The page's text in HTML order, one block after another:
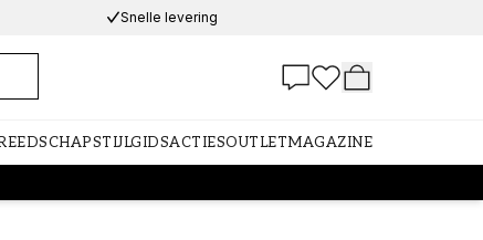
Snelle levering
STIJLGIDSACTIESOUTLETMAGAZINE